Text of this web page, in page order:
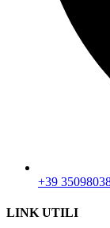
+39
LINK UTILI